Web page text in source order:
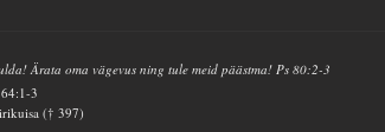
Ärata oma vägevus ning tule meid päästma! Ps 80:2-3
3
(† 397)